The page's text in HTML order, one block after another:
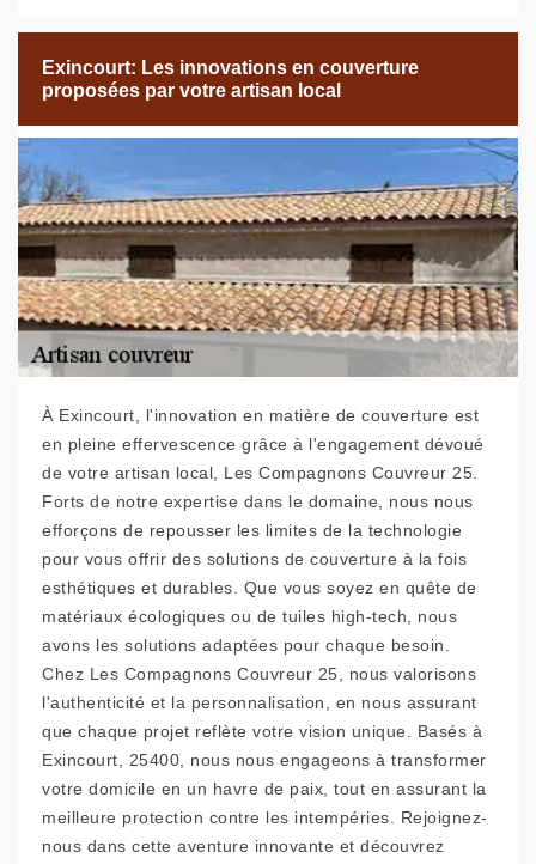
Exincourt: Les innovations en couverture
proposées par votre artisan local
À Exincourt, l'innovation en matière de couverture est
en pleine effervescence grâce à l'engagement dévoué
de votre artisan local, Les Compagnons Couvreur 25.
Forts de notre expertise dans le domaine, nous nous
efforçons de repousser les limites de la technologie
pour vous offrir des solutions de couverture à la fois
esthétiques et durables. Que vous soyez en quête de
matériaux écologiques ou de tuiles high-tech, nous
avons les solutions adaptées pour chaque besoin.
Chez Les Compagnons Couvreur 25, nous valorisons
l'authenticité et la personnalisation, en nous assurant
que chaque projet reflète votre vision unique. Basés à
Exincourt, 25400, nous nous engageons à transformer
votre domicile en un havre de paix, tout en assurant la
meilleure protection contre les intempéries. Rejoignez-
nous dans cette aventure innovante et découvrez